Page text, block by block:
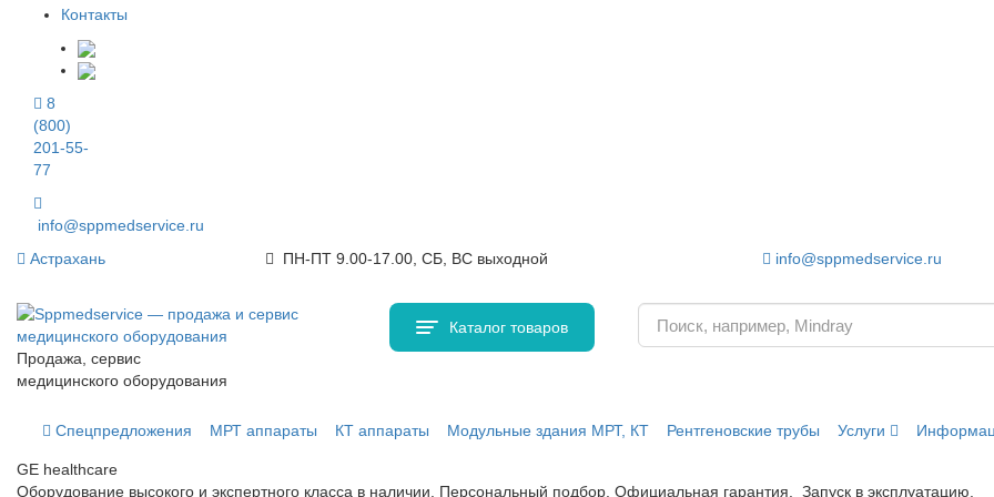
Контакты
8
(800)
201-55-
77
info@sppmedservice.ru
Астрахань
ПН-ПТ 9.00-17.00, СБ, ВС выходной info@sppmedservice.ru
Продажа, сервис
медицинского оборудования
Каталог товаров
Спецпредложения МРТ аппараты КТ аппараты Модульные здания МРТ, КТ Рентгеновские трубы Услуги
GE healthcare
Оборудование высокого и экспертного класса в наличии. Персональный подбор. Официальная гарантия. Запуск в эксплуатацию.